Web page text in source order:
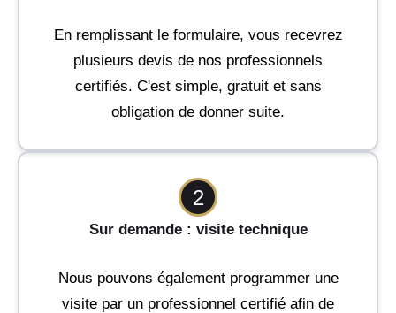
En remplissant le formulaire, vous recevrez
plusieurs devis de nos professionnels
certifiés. C'est simple, gratuit et sans
obligation de donner suite.
2
Sur demande : visite technique
Nous pouvons également programmer une
visite par un professionnel certifié afin de